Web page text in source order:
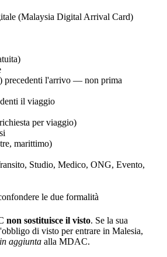
(Malaysia Digital Arrival Card)
precedenti l'arrivo — non prima
il viaggio
per viaggio)
marittimo)
Studio, Medico, ONG, Evento,
le due formalità
non sostituisce il visto. Se la sua
di visto per entrare in Malesia,
in aggiunta alla MDAC.